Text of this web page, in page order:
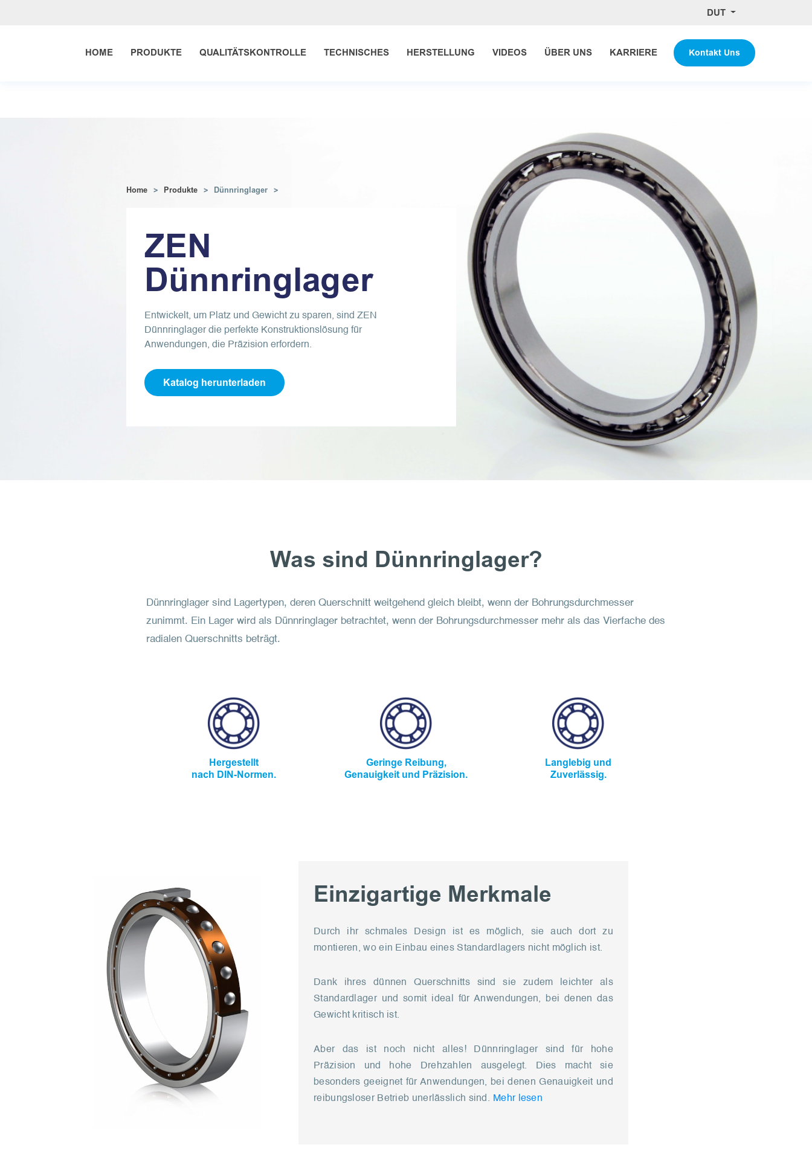
DUT
HOME PRODUKTE QUALITÄTSKONTROLLE TECHNISCHES HERSTELLUNG VIDEOS ​ÜBER UNS KARRIERE Kontakt Uns
Home Produkte Dünnringlager
ZEN
Dünnringlager
Entwickelt, um Platz und Gewicht zu sparen, sind ZEN
Dünnringlager die perfekte Konstruktionslösung für
Anwendungen, die Präzision erfordern.
Katalog herunterladen
Was sind Dünnringlager?
Dünnringlager sind Lagertypen, deren Querschnitt weitgehend gleich bleibt, wenn der Bohrungsdurchmesser
zunimmt. Ein Lager wird als Dünnringlager betrachtet, wenn der Bohrungsdurchmesser mehr als das Vierfache des
radialen Querschnitts beträgt.
Hergestellt
nach DIN-Normen.
Geringe Reibung,
Genauigkeit und Präzision.
Langlebig und
Zuverlässig.
Einzigartige Merkmale
Durch ihr schmales Design ist es möglich, sie auch dort zu
montieren, wo ein Einbau eines Standardlagers nicht möglich ist.
Dank ihres dünnen Querschnitts sind sie zudem leichter als
Standardlager und somit ideal für Anwendungen, bei denen das
Gewicht kritisch ist.
Aber das ist noch nicht alles! Dünnringlager sind für hohe
Präzision und hohe Drehzahlen ausgelegt. Dies macht sie
besonders geeignet für Anwendungen, bei denen Genauigkeit und
reibungsloser Betrieb unerlässlich sind. Mehr lesen